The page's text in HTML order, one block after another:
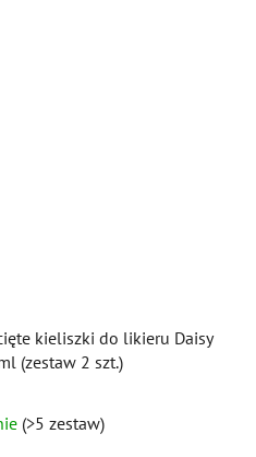
kieliszki do likieru Daisy
(zestaw 2 szt.)
(>5 zestaw)